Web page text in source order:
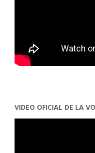
VIDEO OFICIAL DE LA